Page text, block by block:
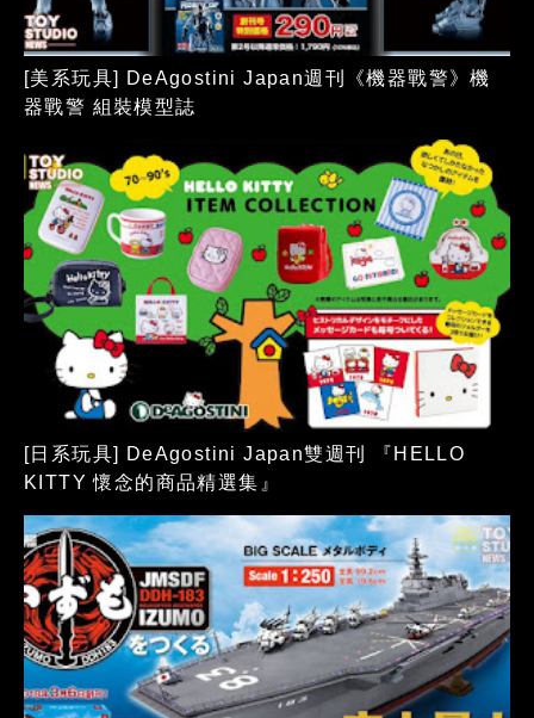
[美系玩具] DeAgostini Japan週刊《機器戰警》機
器戰警 組裝模型誌
[日系玩具] DeAgostini Japan雙週刊 『HELLO
KITTY 懷念的商品精選集』